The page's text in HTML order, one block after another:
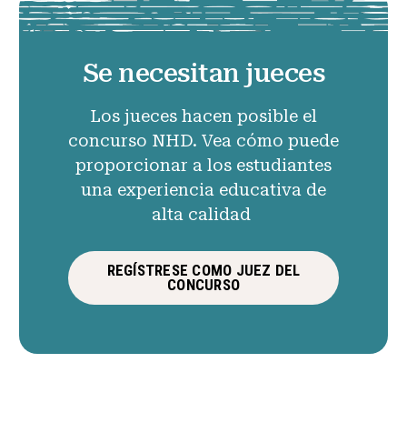
Se necesitan jueces
Los jueces hacen posible el
concurso NHD. Vea cómo puede
proporcionar a los estudiantes
una experiencia educativa de
alta calidad
REGÍSTRESE COMO JUEZ DEL
CONCURSO